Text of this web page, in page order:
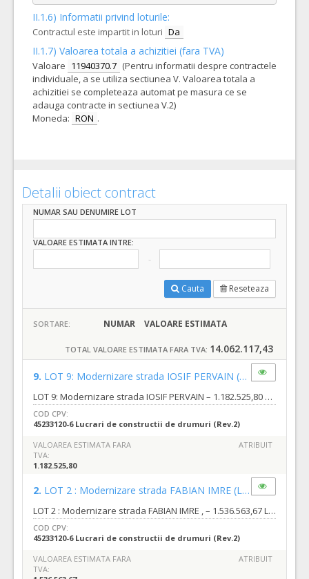
II.1.6) Informatii privind loturile:
Contractul este impartit in loturi Da
II.1.7) Valoarea totala a achizitiei (fara TVA)
Valoare 11940370.7 (Pentru informatii despre contractele
individuale, a se utiliza sectiunea V. Valoarea totala a
achizitiei se completeaza automat pe masura ce se
adauga contracte in sectiunea V.2)
Moneda: RON .
Detalii obiect contract
NUMAR SAU DENUMIRE LOT
VALOARE ESTIMATA INTRE:
Cauta Reseteaza
SORTARE: NUMAR VALOARE ESTIMATA
TOTAL VALOARE ESTIMATA FARA TVA: 14.062.117,43
9. LOT 9: Modernizare strada IOSIF PERVAIN (LOT-0009)
LOT 9: Modernizare strada IOSIF PERVAIN – 1.182.525,80 Lei (fără TVA), din care: e) Valoare proiectare : 28.008,11 lei fara TVA din care : f) Valoare executie lucrari : 1.154.517,69 lei fara TVA, Strada Iosif Pervain este situată în partea de sud a municipiului Oradea, în cartierul Grigorescu, între strada Vasile Stroescu și Hack Halasi Gyula. Strada are o lungime de 395,78 m, conform studiului de fezabilitate. Suprafața totală pe care se intervine este de 4.571,90 mp, care cuprinde carosabil, trotuare, accese la proprietăți, spații verzi. destinaţie şi funcţiuni; - se va realiza carosabil și trotuare modernizate; - se va studia și amenajarea intersecțiilor cu străzile adiacente, acolo unde este cazul; - se va soluționa scurgerea apelor pluviale; - se vor realiza accesele la proprietățile adiacente; - se vor amenaja spațiile verzi (unde este cazul), doar la nivel de teren fertil
COD CPV:
45233120-6 Lucrari de constructii de drumuri (Rev.2)
VALOAREA ESTIMATA FARA
TVA:
1.182.525,80
ATRIBUIT
2. LOT 2 : Modernizare strada FABIAN IMRE (LOT-0002)
LOT 2 : Modernizare strada FABIAN IMRE , – 1.536.563,67 Lei (fără TVA), din care: a) Valoare proiectare : 38.917,62 lei fara TVA din care : b) Valoare executie lucrari : 1.497.646,05 lei fara TVA, : Strada Fábián Imre este situată în partea de sud a municipiului Oradea, în cartierul Grigorescu, între strada Vasile Stroescu și Hack Halasi Gyula. Strada are o lungime de 493,47 m, conform studiului de fezabilitate. Suprafața totală pe care se intervine este de 6239,1 mp, care cuprinde carosabil, trotuare, accese la proprietăți, spații verzi. Destinaţie şi funcţiuni: - se va realiza carosabil și trotuare modernizate; - se va studia și amenajarea intersecțiilor cu străzile adiacente, acolo unde este cazul; - se va soluționa scurgerea apelor pluviale; - se vor realiza accesele la proprietățile adiacente; - se vor amenaja spațiile verzi (unde este cazul), doar la nivel de teren fertil
COD CPV:
45233120-6 Lucrari de constructii de drumuri (Rev.2)
VALOAREA ESTIMATA FARA
TVA:
ATRIBUIT